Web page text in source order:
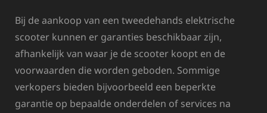
Bij de aankoop van een tweedehands elektrische
scooter kunnen er garanties beschikbaar zijn,
afhankelijk van waar je de scooter koopt en de
voorwaarden die worden geboden. Sommige
verkopers bieden bijvoorbeeld een beperkte
garantie op bepaalde onderdelen of services na